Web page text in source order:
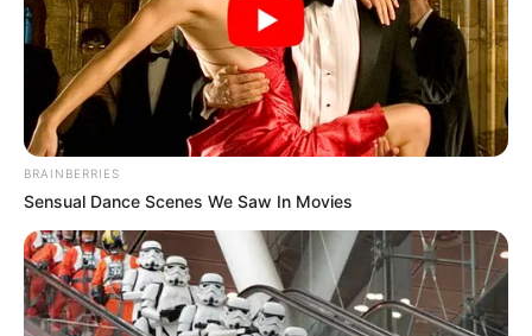
BRAINBERRIES
Sensual Dance Scenes We Saw In Movies